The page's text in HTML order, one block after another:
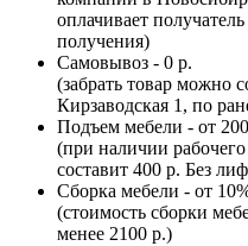
оплачивает
получения)
Самовывоз - 0 р.
(забрать товар можно
Кирзаводская 1, по
Подъем мебели - от
(при наличии
составит 400 р. Без
Сборка мебели - от
(стоимость сборки
менее 2100 р.)